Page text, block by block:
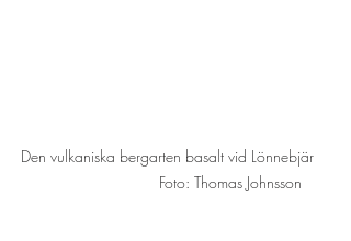
Den vulkaniska bergarten basalt vid Lönnebjär
                         Foto: Thomas Johnsson